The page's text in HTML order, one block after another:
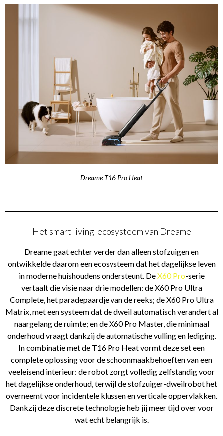
Dreame T16 Pro Heat
Het smart living-ecosysteem van Dreame
Dreame gaat echter verder dan alleen stofzuigen en
ontwikkelde daarom een ecosysteem dat het dagelijkse leven
in moderne huishoudens ondersteunt. DeX60 Pro-serie
vertaalt die visie naar drie modellen: de X60 Pro Ultra
Complete, het paradepaardje van de reeks; de X60 Pro Ultra
Matrix, met een systeem dat de dweil automatisch verandert al
naargelang de ruimte; en de X60 Pro Master, die minimaal
onderhoud vraagt dankzij de automatische vulling en lediging.
In combinatie met de T16 Pro Heat vormt deze set een
complete oplossing voor de schoonmaakbehoeften van een
veeleisend interieur: de robot zorgt volledig zelfstandig voor
het dagelijkse onderhoud, terwijl de stofzuiger-dweilrobot het
overneemt voor incidentele klussen en verticale oppervlakken.
Dankzij deze discrete technologie heb jij meer tijd over voor
wat echt belangrijk is.